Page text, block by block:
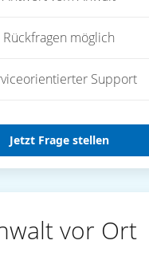
Rückfragen möglich
Support
Jetzt Frage stellen
vor Ort